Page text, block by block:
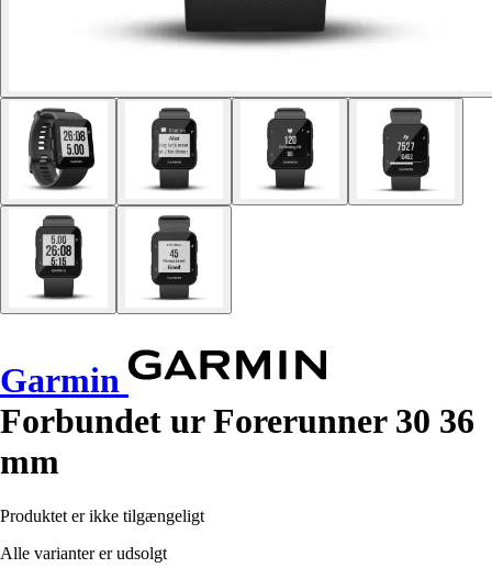
Garmin
Forbundet ur Forerunner 30 36
mm
Produktet er ikke tilgængeligt
Alle varianter er udsolgt